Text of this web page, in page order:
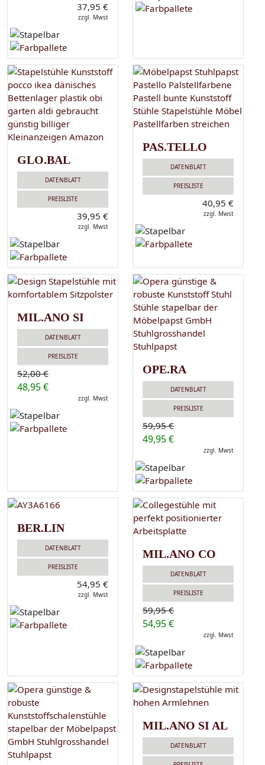
37,95 €
zzgl. Mwst
GLO.BAL
DATENBLATT
PREISLISTE
39,95 €
zzgl. Mwst
PAS.TELLO
DATENBLATT
PREISLISTE
40,95 €
zzgl. Mwst
MIL.ANO SI
DATENBLATT
PREISLISTE
52,00 €
48,95 €
zzgl. Mwst
OPE.RA
DATENBLATT
PREISLISTE
59,95 €
49,95 €
zzgl. Mwst
BER.LIN
DATENBLATT
PREISLISTE
54,95 €
zzgl. Mwst
MIL.ANO CO
DATENBLATT
PREISLISTE
59,95 €
54,95 €
zzgl. Mwst
MIL.ANO SI AL
DATENBLATT